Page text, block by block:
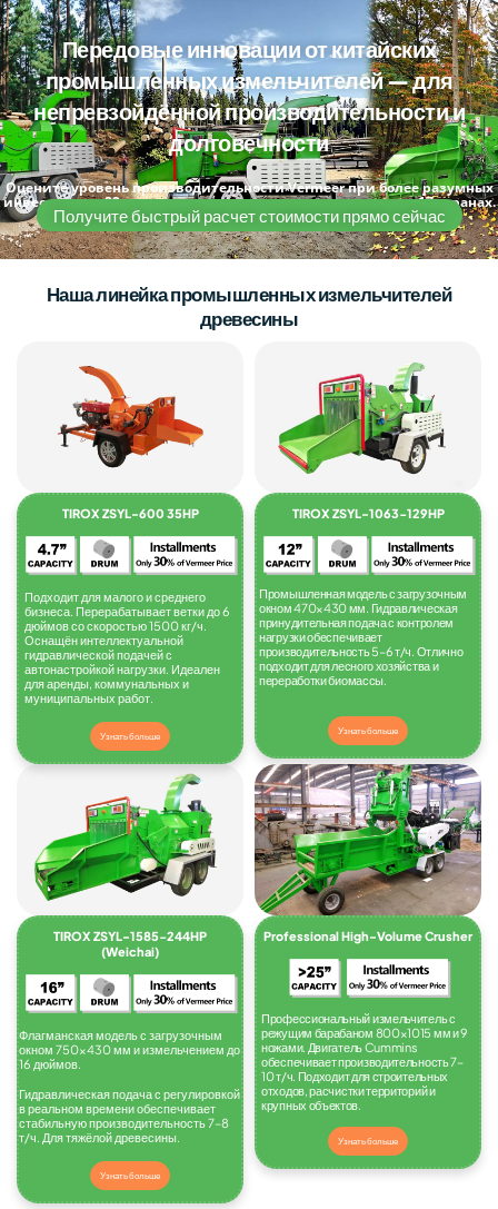
Передовые инновации от китайских
промышленных измельчителей — для
непревзойдённой производительности и
долговечности
Оцените уровень производительности Vermeer при более разумных
инвестициях. 22 года опыта и поддержка по всему миру в 17 странах.
Получите быстрый расчет стоимости прямо сейчас
Наша линейка промышленных измельчителей
древесины
TIROX ZSYL-600 35HP
Подходит для малого и среднего
бизнеса. Перерабатывает ветки до 6
дюймов со скоростью 1500 кг/ч.
Оснащён интеллектуальной
гидравлической подачей с
автонастройкой нагрузки. Идеален
для аренды, коммунальных и
муниципальных работ.
Узнать больше
TIROX ZSYL-1063-129HP
Промышленная модель с загрузочным
окном 470×430 мм. Гидравлическая
принудительная подача с контролем
нагрузки обеспечивает
производительность 5–6 т/ч. Отлично
подходит для лесного хозяйства и
переработки биомассы.
Узнать больше
TIROX ZSYL-1585-244HP
(Weichai)
Флагманская модель с загрузочным
окном 750×430 мм и измельчением до
16 дюймов.
Гидравлическая подача с регулировкой
в реальном времени обеспечивает
стабильную производительность 7–8
т/ч. Для тяжёлой древесины.
Узнать больше
Professional High-Volume Crusher
Профессиональный измельчитель с
режущим барабаном 800×1015 мм и 9
ножами. Двигатель Cummins
обеспечивает производительность 7–
10 т/ч. Подходит для строительных
отходов, расчистки территорий и
крупных объектов.
Узнать больше